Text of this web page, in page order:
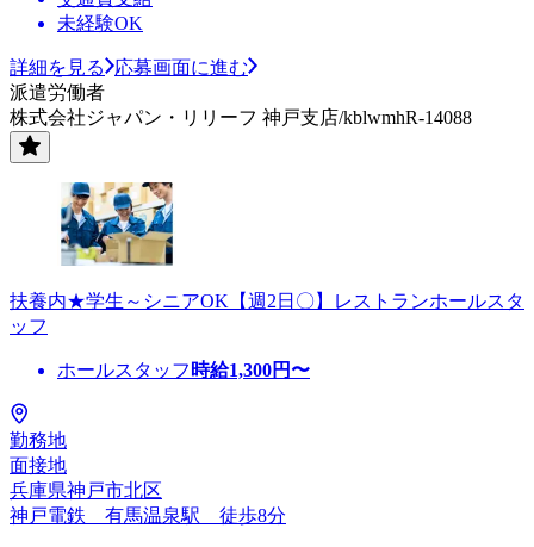
未経験OK
詳細を見る
応募画面に進む
派遣労働者
株式会社ジャパン・リリーフ 神戸支店/kblwmhR-14088
扶養内★学生～シニアOK【週2日〇】レストランホールスタ
ッフ
ホールスタッフ 時給1,300円〜
勤務地
面接地
兵庫県神戸市北区
神戸電鉄 有馬温泉駅 徒歩8分